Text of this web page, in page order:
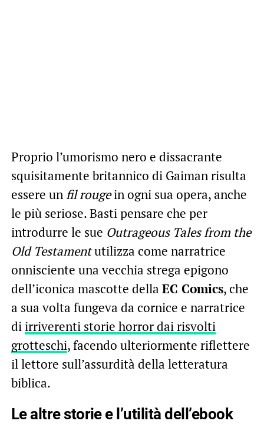
Proprio l’umorismo nero e dissacrante
squisitamente britannico di Gaiman risulta
essere un fil rougein ogni sua opera, anche
le più seriose. Basti pensare che per
introdurre le sue Outrageous Tales from the
Old Testamentutilizza come narratrice
onnisciente una vecchia strega epigono
dell’iconica mascotte della EC Comics, che
a sua volta fungeva da cornice e narratrice
di irriverenti storie horror dai risvolti
grotteschi, facendo ulteriormente riflettere
il lettore sull’assurdità della letteratura
biblica.
Le altre storie e l’utilità dell’ebook